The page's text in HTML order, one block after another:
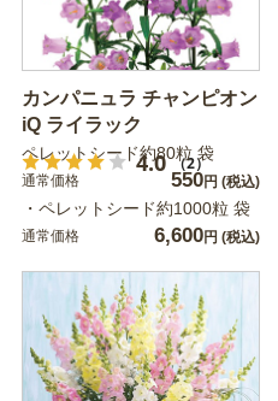
カンパニュラ チャンピオン
iQ ライラック
4.0 （2）
ペレットシード約80粒 袋
通常価格 550円 (税込)
・ペレットシード約1000粒 袋
通常価格 6,600円 (税込)